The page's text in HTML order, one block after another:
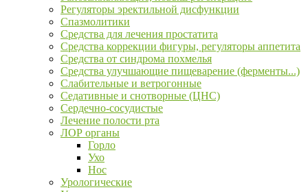
Регуляторы эректильной дисфункции
Спазмолитики
Средства для лечения простатита
Средства коррекции фигуры, регуляторы аппетита
Средства от синдрома похмелья
Средства улучшающие пищеварение (ферменты...)
Слабительные и ветрогонные
Седативные и снотворные (ЦНС)
Сердечно-сосудистые
Лечение полости рта
ЛОР органы
Горло
Ухо
Нос
Урологические